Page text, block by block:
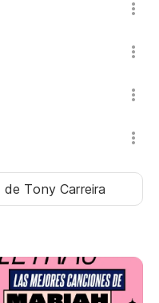
de Tony Carreira